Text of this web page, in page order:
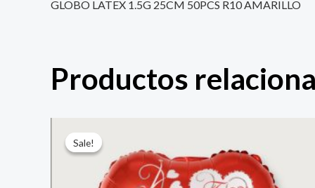
GLOBO LATEX 1.5G 25CM 50PCS R10 AMARILLO
Productos
Sale!
Sale!precio
original
era:
$ 4.000.
actual
es:
$ 2.800.